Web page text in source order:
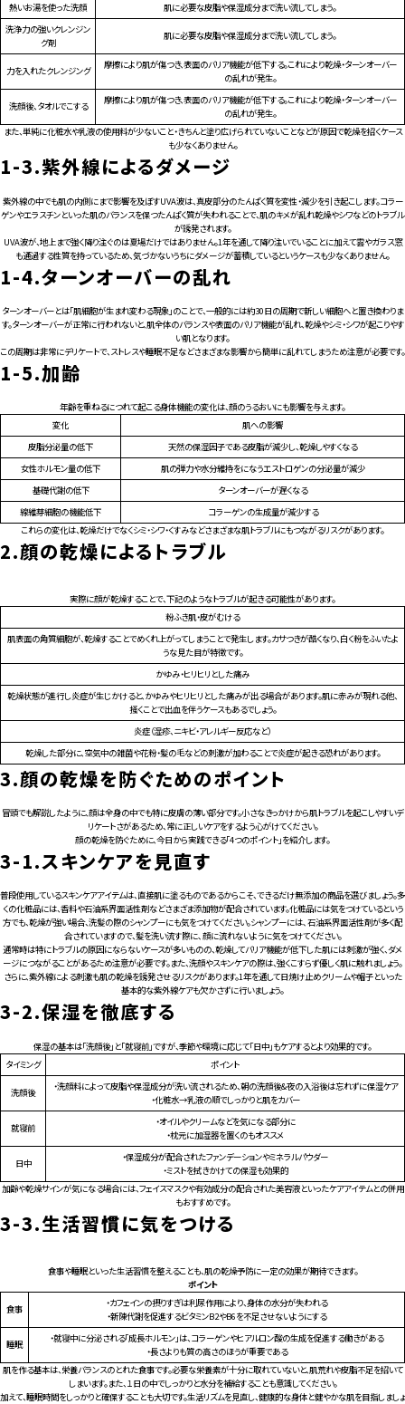
熱いお湯を使った洗顔
肌に必要な皮脂や保湿成分まで洗い流してしまう。
洗浄力の強いクレンジン
グ剤
肌に必要な皮脂や保湿成分まで洗い流してしまう。
力を入れたクレンジング
摩擦により肌が傷つき、表面のバリア機能が低下する。これにより乾燥・ターンオーバー
の乱れが発生。
洗顔後、タオルでこする
摩擦により肌が傷つき、表面のバリア機能が低下する。これにより乾燥・ターンオーバー
の乱れが発生。
また、単純に化粧水や乳液の使用料が少ないこと・きちんと塗り広げられていないことなどが原因で乾燥を招くケース
も少なくありません。
1-3.紫外線によるダメージ
紫外線の中でも肌の内側にまで影響を及ぼすUVA波は、真皮部分のたんぱく質を変性・減少を引き起こします。コラー
ゲンやエラスチンといった肌のバランスを保つたんぱく質が失われることで、肌のキメが乱れ乾燥やシワなどのトラブル
が誘発されます。
UVA波が、地上まで強く降り注ぐのは夏場だけではありません。1年を通して降り注いでいることに加えて雲やガラス窓
も通過する性質を持っているため、気づかないうちにダメージが蓄積しているというケースも少なくありません。
1-4.ターンオーバーの乱れ
ターンオーバーとは「肌細胞が生まれ変わる現象」のことで、一般的には約30日の周期で新しい細胞へと置き換わりま
す。ターンオーバーが正常に行われないと、肌全体のバランスや表面のバリア機能が乱れ、乾燥やシミ・シワが起こりやす
い肌となります。
この周期は非常にデリケートで、ストレスや睡眠不足などさまざまな影響から簡単に乱れてしまうため注意が必要です。
1-5.加齢
年齢を重ねるにつれて起こる身体機能の変化は、顔のうるおいにも影響を与えます。
変化
肌への影響
皮脂分泌量の低下
天然の保湿因子である皮脂が減少し、乾燥しやすくなる
女性ホルモン量の低下
肌の弾力や水分維持をになうエストロゲンの分泌量が減少
基礎代謝の低下
ターンオーバーが遅くなる
線維芽細胞の機能低下
コラーゲンの生成量が減少する
これらの変化は、乾燥だけでなくシミ・シワ・くすみなどさまざまな肌トラブルにもつながるリスクがあります。
2.顔の乾燥によるトラブル
実際に顔が乾燥することで、下記のようなトラブルが起きる可能性があります。
粉ふき肌・皮がむける
肌表面の角質細胞が、乾燥することでめくれ上がってしまうことで発生します。カサつきが酷くなり、白く粉をふいたよ
うな見た目が特徴です。
かゆみ・ヒリヒリとした痛み
乾燥状態が進行し炎症が生じかけると、かゆみやヒリヒリとした痛みが出る場合があります。肌に赤みが現れる他、
掻くことで出血を伴うケースもあるでしょう。
炎症（湿疹、ニキビ・アレルギー反応など）
乾燥した部分に、空気中の雑菌や花粉・髪の毛などの刺激が加わることで炎症が起きる恐れがあります。
3.顔の乾燥を防ぐためのポイント
冒頭でも解説したように、顔は全身の中でも特に皮膚の薄い部分です。小さなきっかけから肌トラブルを起こしやすいデ
リケートさがあるため、常に正しいケアをするよう心がけてください。
顔の乾燥を防ぐために、今日から実践できる「4つのポイント」を紹介します。
3-1.スキンケアを見直す
普段使用しているスキンケアアイテムは、直接肌に塗るものであるからこそ、できるだけ無添加の商品を選びましょう。多
くの化粧品には、香料や石油系界面活性剤などさまざま添加物が配合されています。化粧品には気をつけているという
方でも、乾燥が強い場合、洗髪の際のシャンプーにも気をつけてください。シャンプーには､石油系界面活性剤が多く配
合されていますので、髪を洗い流す際に､顔に流れないように気をつけてください。
通常時は特にトラブルの原因にならないケースが多いものの、乾燥してバリア機能が低下した肌には刺激が強く、ダメ
ージにつながることがあるため注意が必要です。また、洗顔やスキンケアの際は、強くこすらず優しく肌に触れましょう。
さらに、紫外線による刺激も肌の乾燥を誘発させるリスクがあります。1年を通して日焼け止めクリームや帽子といった
基本的な紫外線ケアも欠かさずに行いましょう。
3-2.保湿を徹底する
保湿の基本は「洗顔後」と「就寝前」ですが、季節や環境に応じて「日中」もケアするとより効果的です。
タイミング
ポイント
洗顔後
・洗顔料によって皮脂や保湿成分が洗い流されるため、朝の洗顔後&夜の入浴後は忘れずに保湿ケア
・化粧水→乳液の順でしっかりと肌をカバー
就寝前
・オイルやクリームなどを気になる部分に
・枕元に加湿器を置くのもオススメ
日中
・保湿成分が配合されたファンデーションやミネラルパウダー
・ミストを拭きかけての保湿も効果的
加齢や乾燥サインが気になる場合には、フェイスマスクや有効成分の配合された美容液といったケアアイテムとの併用
もおすすめです。
3-3.生活習慣に気をつける
食事や睡眠といった生活習慣を整えることも、肌の乾燥予防に一定の効果が期待できます。
ポイント
食事
・カフェインの摂りすぎは利尿作用により、身体の水分が失われる
・新陳代謝を促進するビタミンB2やB6を不足させないようにする
睡眠
・就寝中に分泌される「成長ホルモン」は、コラーゲンやヒアルロン酸の生成を促進する働きがある
・長さよりも質の高さのほうが重要である
肌を作る基本は、栄養バランスのとれた食事です。必要な栄養素が十分に取れていないと、肌荒れや皮脂不足を招いて
しまいます。また、１日の中でしっかりと水分を補給することも意識してください。
加えて、睡眠時間をしっかりと確保することも大切です。生活リズムを見直し、健康的な身体と健やかな肌を目指しましょ